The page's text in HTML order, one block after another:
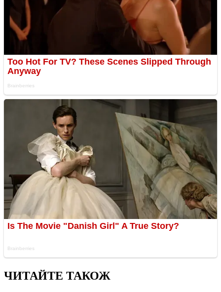
ЧИТАЙТЕ ТАКОЖ